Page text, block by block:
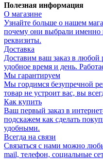
Полезная информация
О магазине
Узнайте больше о нашем
почему они выбрали
реквизиты.
Доставка
Доставим ваш заказ в
удобное время и день.
Мы гарантируем
Мы гордимся безупречной
товар не устроит вас, вы
Как купить
Ваш первый заказ в
подскажем как сделать
удобными.
Всегда на связи
Связаться с нами можно
mail, телефон, социальные